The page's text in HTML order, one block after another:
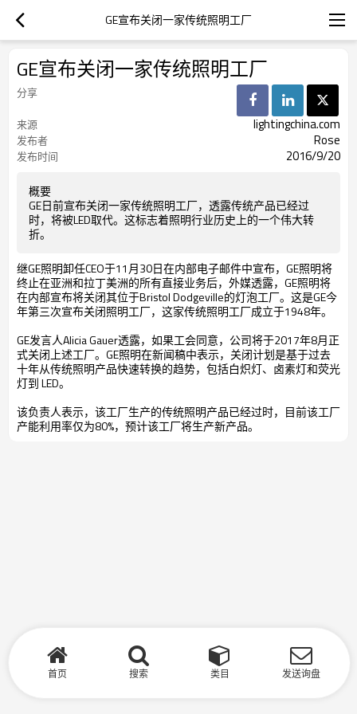
GE宣布关闭一家传统照明工厂
GE宣布关闭一家传统照明工厂
分享
来源
lightingchina.com
发布者 Rose
发布时间 2016/9/20
概要
GE日前宣布关闭一家传统照明工厂，透露传统产品已经过
时，将被LED取代。这标志着照明行业历史上的一个伟大转
折。
继GE照明卸任CEO于11月30日在内部电子邮件中宣布，GE照明将
终止在亚洲和拉丁美洲的所有直接业务后，外媒透露，GE照明将
在内部宣布将关闭其位于Bristol Dodgeville的灯泡工厂。这是GE今
年第三次宣布关闭照明工厂，这家传统照明工厂成立于1948年。
GE发言人Alicia Gauer透露，如果工会同意，公司将于2017年8月正
式关闭上述工厂。GE照明在新闻稿中表示，关闭计划是基于过去
十年从传统照明产品快速转换的趋势，包括白炽灯、卤素灯和荧光
灯到 LED。
该负责人表示，该工厂生产的传统照明产品已经过时，目前该工厂
产能利用率仅为80%，预计该工厂将生产新产品。
首页 搜索 类目 发送询盘